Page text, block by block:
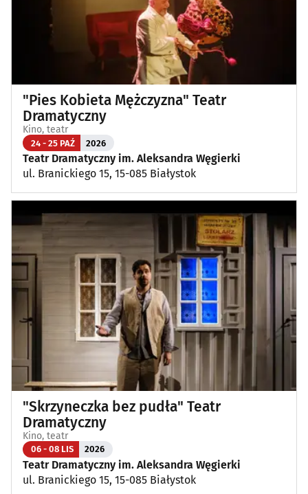
"Pies Kobieta Mężczyzna" Teatr
Dramatyczny
Kino, teatr
24 - 25 PAŹ 2026
Teatr Dramatyczny im. Aleksandra Węgierki
ul. Branickiego 15, 15-085 Białystok
"Skrzyneczka bez pudła" Teatr
Dramatyczny
Kino, teatr
06 - 08 LIS 2026
Teatr Dramatyczny im. Aleksandra Węgierki
ul. Branickiego 15, 15-085 Białystok